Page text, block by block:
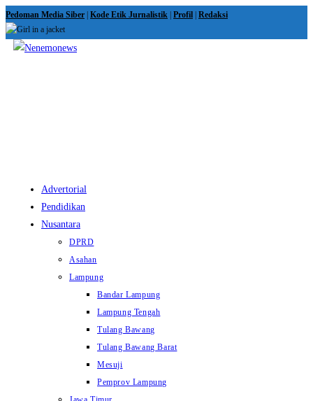
Skip
to
content
Pedoman Media Siber Kode Etik Jurnalistik Profil Redaksi
Advertorial
Pendidikan
Nusantara
DPRD
Asahan
Lampung
Bandar Lampung
Lampung Tengah
Tulang Bawang
Tulang Bawang Barat
Mesuji
Pemprov Lampung